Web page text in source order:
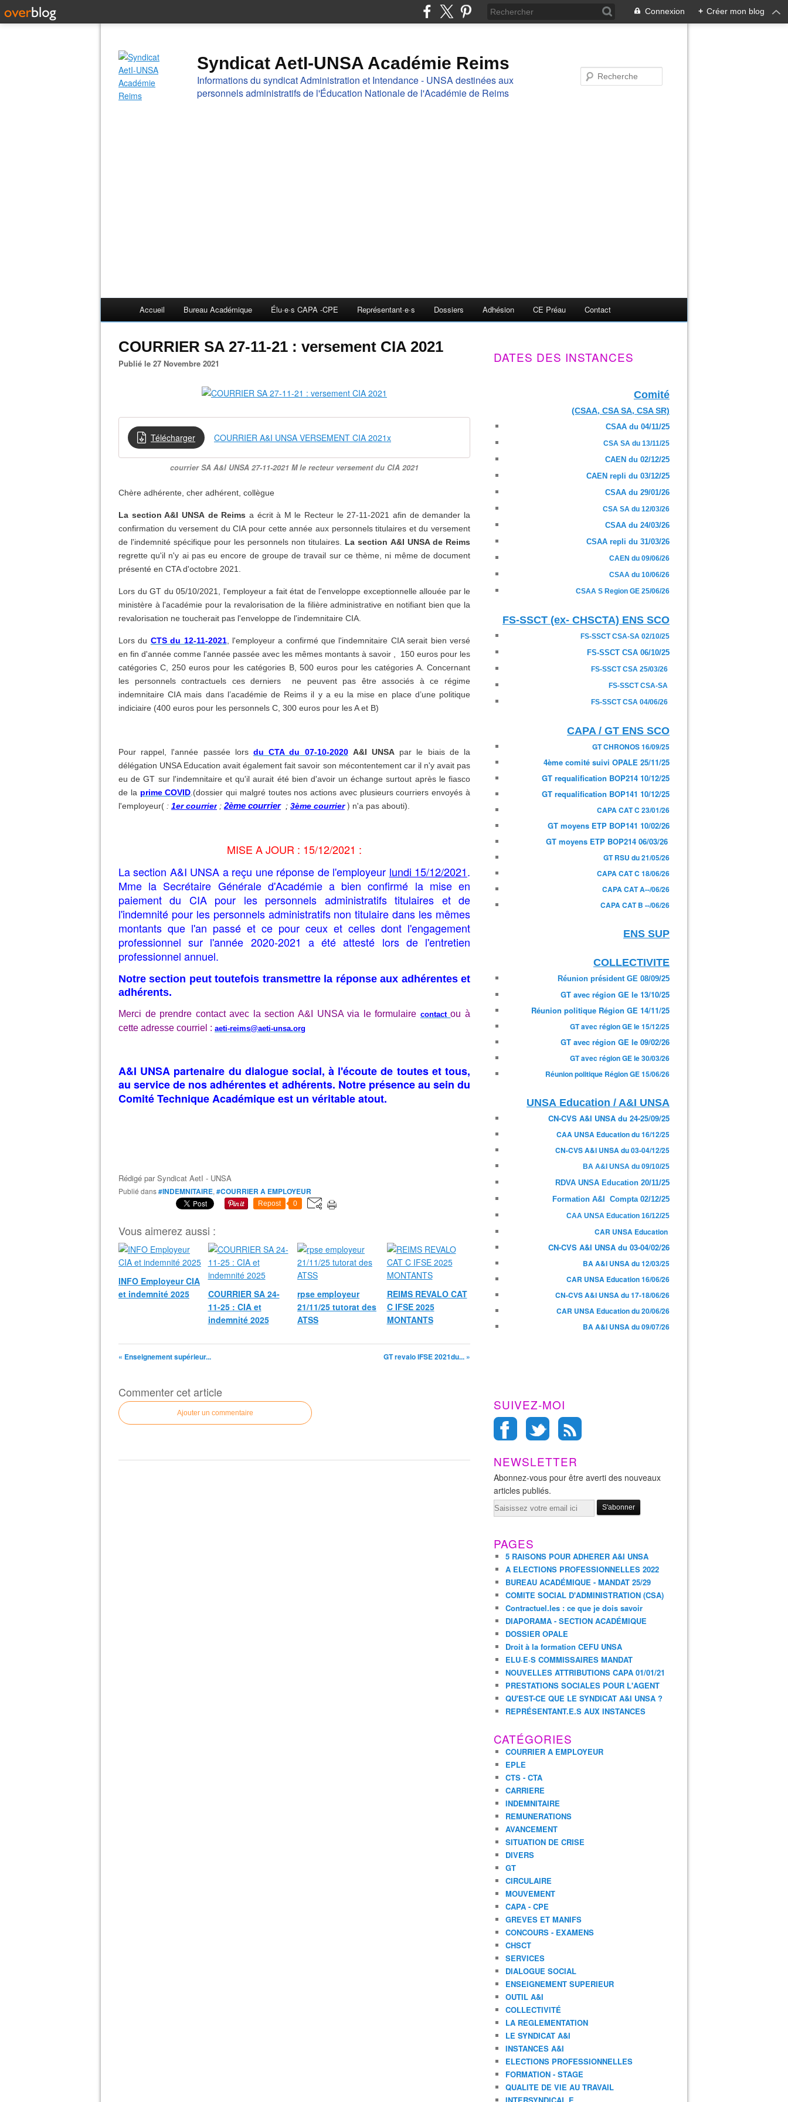
Connexion + Créer mon blog
Syndicat AetI-UNSA Académie Reims
Informations du syndicat Administration et Intendance - UNSA destinées aux
personnels administratifs de l'Éducation Nationale de l'Académie de Reims
Accueil Bureau Académique Élu·e·s CAPA -CPE Représentant·e·s Dossiers Adhésion CE Préau Contact
COURRIER SA 27-11-21 : versement CIA 2021
Publié le 27 Novembre 2021
Télécharger COURRIER A&I UNSA VERSEMENT CIA 2021x
courrier SA A&I UNSA 27-11-2021 M le recteur versement du CIA 2021
Chère adhérente, cher adhérent, collègue
La section A&I UNSA de Reims a écrit à M le Recteur le 27-11-2021 afin de demander la
confirmation du versement du CIA pour cette année aux personnels titulaires et du versement
de l'indemnité spécifique pour les personnels non titulaires. La section A&I UNSA de Reims
regrette qu'il n'y ai pas eu encore de groupe de travail sur ce thème, ni même de document
présenté en CTA d'octobre 2021.
Lors du GT du 05/10/2021, l'employeur a fait état de l'enveloppe exceptionnelle allouée par le
ministère à l'académie pour la revalorisation de la filière administrative en notifiant bien que la
revalorisation ne toucherait pas l'enveloppe de l'indemnitaire CIA.
Lors du CTS du 12-11-2021, l'employeur a confirmé que l'indemnitaire CIA serait bien versé
en fin d'année comme l'année passée avec les mêmes montants à savoir , 150 euros pour les
catégories C, 250 euros pour les catégories B, 500 euros pour les catégories A. Concernant
les personnels contractuels ces derniers ne peuvent pas être associés à ce régime
indemnitaire CIA mais dans l’académie de Reims il y a eu la mise en place d’une politique
indiciaire (400 euros pour les personnels C, 300 euros pour les A et B)
Pour rappel, l'année passée lors du CTA du 07-10-2020 A&I UNSA par le biais de la
délégation UNSA Education avait également fait savoir son mécontentement car il n'y avait pas
eu de GT sur l'indemnitaire et qu'il aurait été bien d'avoir un échange surtout après le fiasco
de la prime COVID .(dossier qui malgré toutes nos actions avec plusieurs courriers envoyés à
l'employeur( : 1er courrier ; 2ème courrier ; 3ème courrier ) n'a pas abouti).
MISE A JOUR : 15/12/2021 :
La section A&I UNSA a reçu une réponse de l'employeur lundi 15/12/2021.
Mme la Secrétaire Générale d'Académie a bien confirmé la mise en
paiement du CIA pour les personnels administratifs titulaires et de
l'indemnité pour les personnels administratifs non titulaire dans les mêmes
montants que l'an passé et ce pour ceux et celles dont l'engagement
professionnel sur l'année 2020-2021 a été attesté lors de l'entretien
professionnel annuel.
Notre section peut toutefois transmettre la réponse aux adhérentes et
adhérents.
Merci de prendre contact avec la section A&I UNSA via le formulaire contactou à
cette adresse courriel : aeti-reims@aeti-unsa.org
A&I UNSA partenaire du dialogue social, à l'écoute de toutes et tous,
au service de nos adhérentes et adhérents. Notre présence au sein du
Comité Technique Académique est un véritableatout.
Rédigé parSyndicat AetI - UNSA
Publié dans#INDEMNITAIRE, #COURRIER A EMPLOYEUR
Repost 0
Vous aimerez aussi :
INFO Employeur CIA
et indemnité 2025
COURRIER SA 24-
11-25 : CIA et
indemnité 2025
rpse employeur
21/11/25 tutorat des
ATSS
REIMS REVALO CAT
C IFSE 2025
MONTANTS
« Enseignement supérieur... GT revalo IFSE 2021du... »
Commenter cet article
Ajouter un commentaire
DATES DES INSTANCES
Comité
(CSAA, CSA SA, CSA SR)
CSAA du 04/11/25
CSA SA du 13/11/25
CAEN du 02/12/25
CAEN repli du 03/12/25
CSAA du 29/01/26
CSA SA du 12/03/26
CSAA du 24/03/26
CSAA repli du 31/03/26
CAEN du 09/06/26
CSAA du 10/06/26
CSAA S Region GE 25/06/26
FS-SSCT (ex- CHSCTA) ENS SCO
FS-SSCT CSA-SA 02/10/25
FS-SSCT CSA 06/10/25
FS-SSCT CSA 25/03/26
FS-SSCT CSA-SA
FS-SSCT CSA 04/06/26
CAPA / GT ENS SCO
GT CHRONOS 16/09/25
4ème comité suivi OPALE 25/11/25
GT requalification BOP214 10/12/25
GT requalification BOP141 10/12/25
CAPA CAT C 23/01/26
GT moyens ETP BOP141 10/02/26
GT moyens ETP BOP214 06/03/26
GT RSU du 21/05/26
CAPA CAT C 18/06/26
CAPA CAT A--/06/26
CAPA CAT B --/06/26
ENS SUP
COLLECTIVITE
Réunion président GE 08/09/25
GT avec région GE le 13/10/25
Réunion politique Région GE 14/11/25
GT avec région GE le 15/12/25
GT avec région GE le 09/02/26
GT avec région GE le 30/03/26
Réunion politique Région GE 15/06/26
UNSA Education / A&I UNSA
CN-CVS A&I UNSA du 24-25/09/25
CAA UNSA Education du 16/12/25
CN-CVS A&I UNSA du 03-04/12/25
BA A&I UNSA du 09/10/25
RDVA UNSA Education 20/11/25
Formation A&I Compta 02/12/25
CAA UNSA Education 16/12/25
CAR UNSA Education
CN-CVS A&I UNSA du 03-04/02/26
BA A&I UNSA du 12/03/25
CAR UNSA Education 16/06/26
CN-CVS A&I UNSA du 17-18/06/26
CAR UNSA Education du 20/06/26
BA A&I UNSA du 09/07/26
SUIVEZ-MOI
NEWSLETTER
Abonnez-vous pour être averti des nouveaux
articles publiés.
Email
PAGES
5 RAISONS POUR ADHERER A&I UNSA
A ELECTIONS PROFESSIONNELLES 2022
BUREAU ACADÉMIQUE - MANDAT 25/29
COMITE SOCIAL D'ADMINISTRATION (CSA)
Contractuel.les : ce que je dois savoir
DIAPORAMA - SECTION ACADÉMIQUE
DOSSIER OPALE
Droit à la formation CEFU UNSA
ELU·E·S COMMISSAIRES MANDAT
NOUVELLES ATTRIBUTIONS CAPA 01/01/21
PRESTATIONS SOCIALES POUR L'AGENT
QU'EST-CE QUE LE SYNDICAT A&I UNSA ?
REPRÉSENTANT.E.S AUX INSTANCES
CATÉGORIES
COURRIER A EMPLOYEUR
EPLE
CTS - CTA
CARRIERE
INDEMNITAIRE
REMUNERATIONS
AVANCEMENT
SITUATION DE CRISE
DIVERS
GT
CIRCULAIRE
MOUVEMENT
CAPA - CPE
GREVES ET MANIFS
CONCOURS - EXAMENS
CHSCT
SERVICES
DIALOGUE SOCIAL
ENSEIGNEMENT SUPERIEUR
OUTIL A&I
COLLECTIVITÉ
LA REGLEMENTATION
LE SYNDICAT A&I
INSTANCES A&I
ELECTIONS PROFESSIONNELLES
FORMATION - STAGE
QUALITE DE VIE AU TRAVAIL